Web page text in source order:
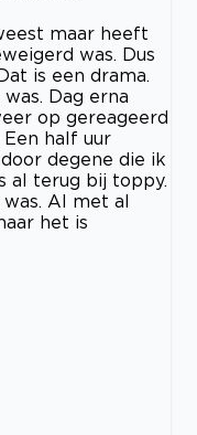
maar heeft
was. Dus
is een drama.
Dag erna
op gereageerd
half uur
degene die ik
al terug bij toppy.
Al met al
het is